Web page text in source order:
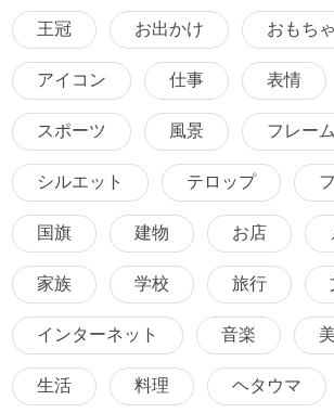
王冠 お出かけ おもちゃ
アイコン 仕事 表情
スポーツ 風景 フレーム
シルエット テロップ
国旗 建物 お店
家族 学校 旅行
インターネット 音楽
生活 料理 ヘタウマ